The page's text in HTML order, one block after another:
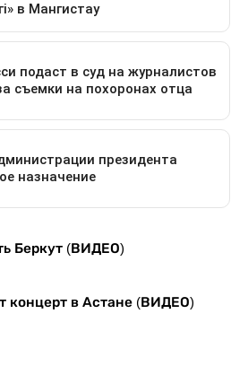
Беркут (ВИДЕО)
концерт в Астане (ВИДЕО)